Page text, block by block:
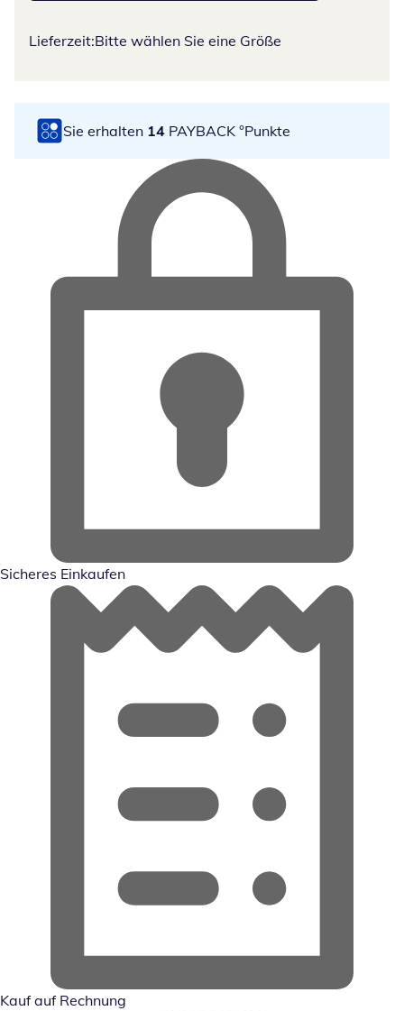
Lieferzeit:Bitte wählen Sie eine Größe
Sie erhalten 14 PAYBACK °Punkte
Sicheres Einkaufen
Kauf auf Rechnung